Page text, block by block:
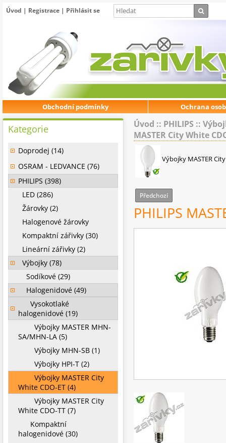
Úvod | Registrace | Přihlásit se
Obchodní podmínky Ochrana
Úvod :: PHILIPS ::
MASTER City White
Výbojky MASTER
Předchozí
PHILIPS
Kategorie
Doprodej (14)
OSRAM - LEDVANCE (76)
PHILIPS (398)
LED (286)
Žárovky (2)
Halogenové žárovky
Kompaktní zářivky (30)
Lineární zářivky (2)
Výbojky (78)
Sodíkové (29)
Halogenidové (49)
Vysokotlaké
halogenidové (19)
Výbojky MASTER MHN-
SA/MHN-LA (5)
Výbojky MHN-SB (1)
Výbojky HPI-T (2)
Výbojky MASTER City
White CDO-ET (4)
Výbojky MASTER City
White CDO-TT (7)
Kompaktní
halogenidové (30)